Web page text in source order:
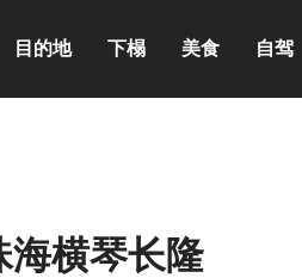
目的地 下榻 美食 自驾
海横琴长隆